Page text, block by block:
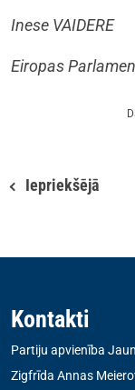
Inese VAIDERE
Eiropas
Iepriekšējā
Kontakti
Partiju apvienība
Zigfrīda Annas